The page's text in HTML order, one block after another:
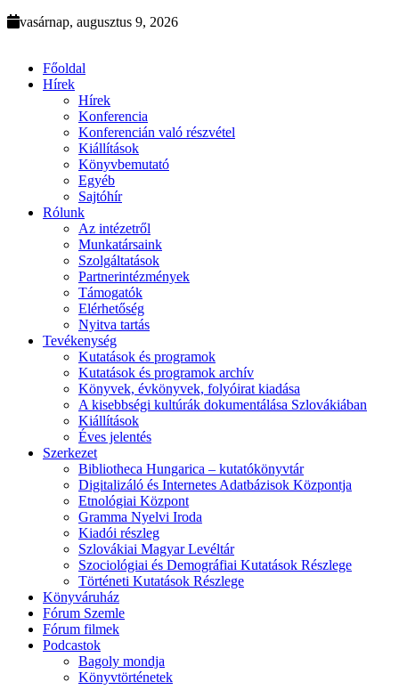
vasárnap, augusztus 9, 2026
Főoldal
Hírek
Hírek
Konferencia
Konferencián való részvétel
Kiállítások
Könyvbemutató
Egyéb
Sajtóhír
Rólunk
Az intézetről
Munkatársaink
Szolgáltatások
Partnerintézmények
Támogatók
Elérhetőség
Nyitva tartás
Tevékenység
Kutatások és programok
Kutatások és programok archív
Könyvek, évkönyvek, folyóirat kiadása
A kisebbségi kultúrák dokumentálása Szlovákiában
Kiállítások
Éves jelentés
Szerkezet
Bibliotheca Hungarica – kutatókönyvtár
Digitalizáló és Internetes Adatbázisok Központja
Etnológiai Központ
Gramma Nyelvi Iroda
Kiadói részleg
Szlovákiai Magyar Levéltár
Szociológiai és Demográfiai Kutatások Részlege
Történeti Kutatások Részlege
Könyváruház
Fórum Szemle
Fórum filmek
Podcastok
Bagoly mondja
Könyvtörténetek